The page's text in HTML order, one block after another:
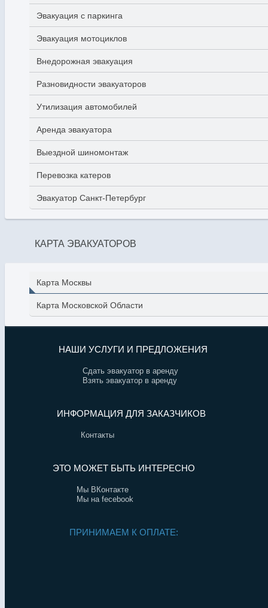
Эвакуация с паркинга
Эвакуация мотоциклов
Внедорожная эвакуация
Разновидности эвакуаторов
Утилизация автомобилей
Аренда эвакуатора
Выездной шиномонтаж
Перевозка катеров
Эвакуатор Санкт-Петербург
КАРТА ЭВАКУАТОРОВ
Карта Москвы
Карта Московской Области
НАШИ УСЛУГИ И ПРЕДЛОЖЕНИЯ
Сдать эвакуатор в аренду
Взять эвакуатор в аренду
ИНФОРМАЦИЯ ДЛЯ ЗАКАЗЧИКОВ
Контакты
ЭТО МОЖЕТ БЫТЬ ИНТЕРЕСНО
Мы ВКонтакте
Мы на fecebook
ПРИНИМАЕМ К ОПЛАТЕ: